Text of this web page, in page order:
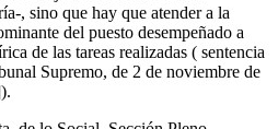
, sino que hay que atender a la
del puesto desempeñado a
de las tareas realizadas ( sentencia
Supremo, de 2 de noviembre de